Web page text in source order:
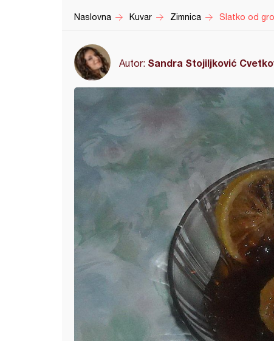
Naslovna Kuvar Zimnica Slatko od
Autor: Sandra Stojiljković